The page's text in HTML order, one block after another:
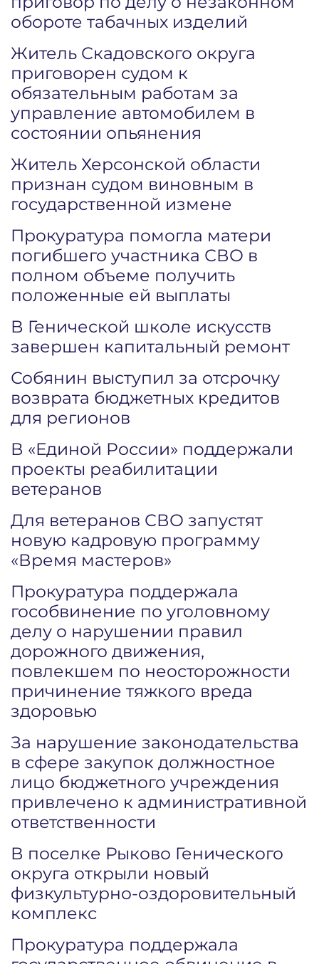
обороте табачных изделий
Житель Скадовского округа
приговорен судом к
обязательным работам за
управление автомобилем в
состоянии опьянения
Житель Херсонской области
признан судом виновным в
государственной измене
Прокуратура помогла матери
погибшего участника СВО в
полном объеме получить
положенные ей выплаты
В Генической школе искусств
завершен капитальный ремонт
Собянин выступил за отсрочку
возврата бюджетных кредитов
для регионов
В «Единой России» поддержали
проекты реабилитации
ветеранов
Для ветеранов СВО запустят
новую кадровую программу
«Время мастеров»
Прокуратура поддержала
гособвинение по уголовному
делу о нарушении правил
дорожного движения,
повлекшем по неосторожности
причинение тяжкого вреда
здоровью
За нарушение законодательства
в сфере закупок должностное
лицо бюджетного учреждения
привлечено к административной
ответственности
В поселке Рыково Генического
округа открыли новый
физкультурно-оздоровительный
комплекс
Прокуратура поддержала